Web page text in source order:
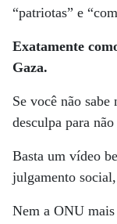
“patriotas” e
Exatamente
Gaza.
Se você não
desculpa para
Basta um vídeo
julgamento
Nem a ONU